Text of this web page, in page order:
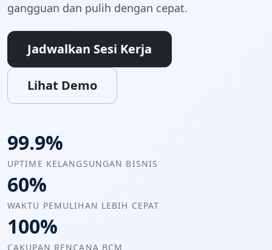
gangguan dan pulih dengan cepat.
Jadwalkan Sesi Kerja
Lihat Demo
99.9%
UPTIME KELANGSUNGAN BISNIS
60%
WAKTU PEMULIHAN LEBIH CEPAT
100%
CAKUPAN RENCANA BCM